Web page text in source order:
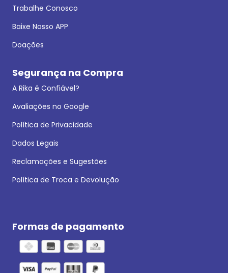
Trabalhe Conosco
Baixe Nosso APP
Doações
Segurança na Compra
A Rika é Confiável?
Avaliações no Google
Política de Privacidade
Dados Legais
Reclamações e Sugestões
Política de Troca e Devolução
Formas de pagamento